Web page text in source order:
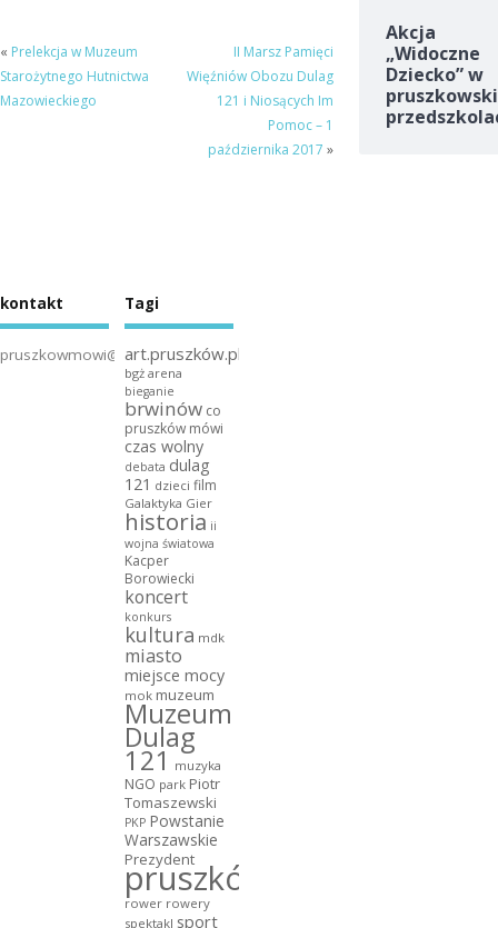
Door2Door
dla Twojej
Firmy!
« Prelekcja w Muzeum
Starożytnego Hutnictwa
Mazowieckiego
II Marsz Pamięci
Więźniów Obozu Dulag
121 i Niosących Im
Pomoc – 1
października 2017 »
Akcja
„Widoczne
Dziecko” w
kontakt
pruszkowmowi@gmail.com
Tagi
art.pruszków.pl
bgż arena
bieganie
brwinów co
pruszków mówi
czas wolny
debata dulag
121 dzieci film
Galaktyka Gier
historia ii
wojna światowa
Kacper
Borowiecki
koncert
konkurs
kultura mdk
miasto
miejsce mocy
mok muzeum
Muzeum
Dulag
121 muzyka
NGO park Piotr
Tomaszewski
PKP Powstanie
Warszawskie
Prezydent
pruszków
rower rowery
spektakl sport